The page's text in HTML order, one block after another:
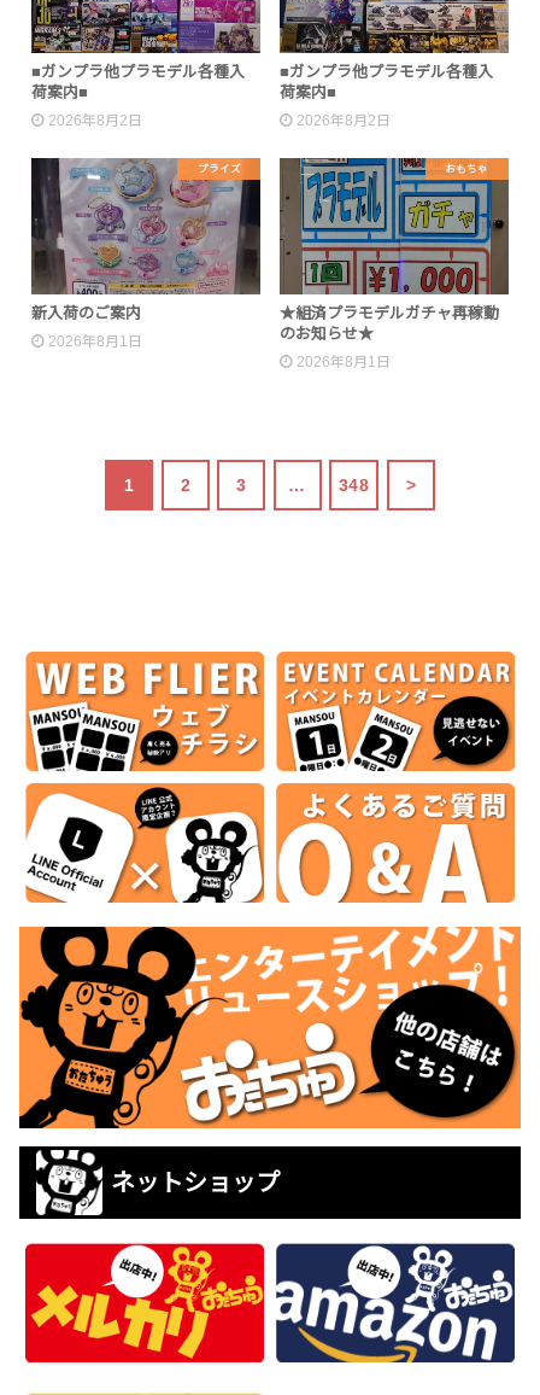
■ガンプラ他プラモデル各種入
荷案内■
2026年8月2日
■ガンプラ他プラモデル各種入
荷案内■
2026年8月2日
プライズ
新入荷のご案内
2026年8月1日
おもちゃ
★組済プラモデルガチャ再稼動
のお知らせ★
2026年8月1日
1 2 3 … 348 >
ネットショップ